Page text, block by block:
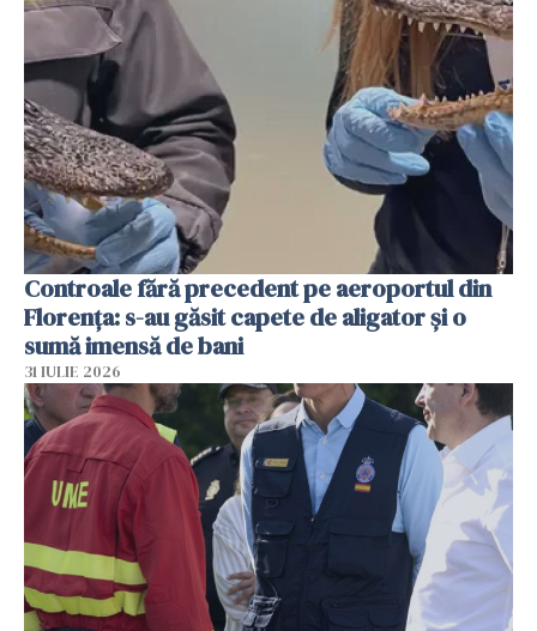
Controale fără precedent pe aeroportul din
Florența: s-au găsit capete de aligator și o
sumă imensă de bani
31 IULIE 2026